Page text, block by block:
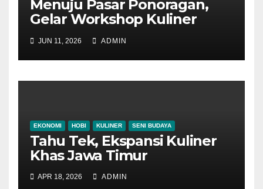
Menuju Pasar Ponoragan,
Gelar Workshop Kuliner
JUN 11, 2026 ADMIN
EKONOMI HOBI KULINER SENI BUDAYA
Tahu Tek, Ekspansi Kuliner
Khas Jawa Timur
APR 18, 2026 ADMIN